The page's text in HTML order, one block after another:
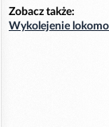
Zobacz także:
Wykolejenie